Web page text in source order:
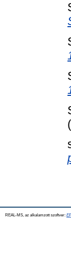
REAL-MS, az alkalamzott szoftver: